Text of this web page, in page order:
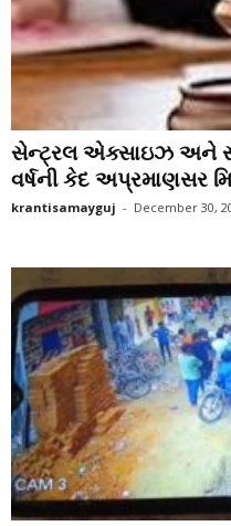
સેન્ટ્રલ એક્સાઇઝ અને
વર્ષની કેદ અપ્રમાણસર
krantisamayguj - December 30,